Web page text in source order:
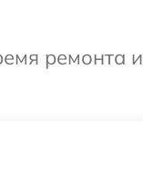
ремонта и